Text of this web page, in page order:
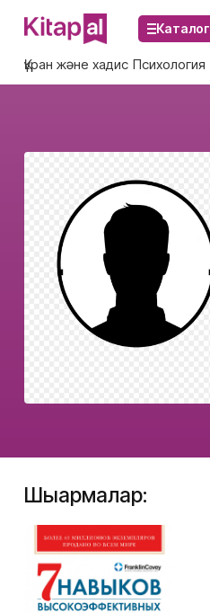
Каталог
Құран және хадис Психология
Шығармалар: